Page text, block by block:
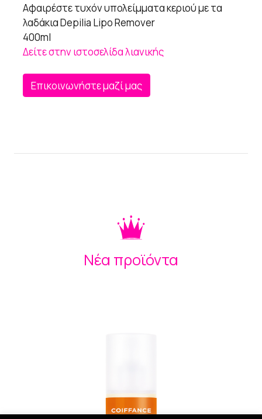
Αφαιρέστε τυχόν υπολείμματα κεριού με τα
λαδάκια Depilia Lipo Remover
400ml
Δείτε στην ιστοσελίδα λιανικής
Επικοινωνήστε μαζί μας
Νέα προϊόντα